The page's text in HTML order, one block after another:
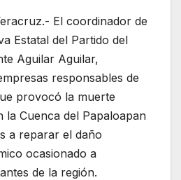
El coordinador de
Estatal del Partido del
Aguilar Aguilar,
responsables de
provocó la muerte
la Cuenca del Papaloapan
a reparar el daño
ocasionado a
de la región.